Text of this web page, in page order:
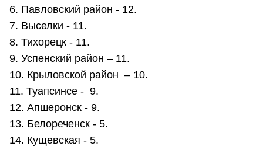
6. Павловский район - 12.
7. Выселки - 11.
8. Тихорецк - 11.
9. Успенский район – 11.
10. Крыловской район – 10.
11. Туапсинсе - 9.
12. Апшеронск - 9.
13. Белореченск - 5.
14. Кущевская - 5.